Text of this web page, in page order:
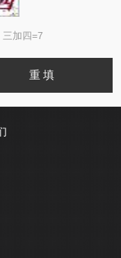
加四=7